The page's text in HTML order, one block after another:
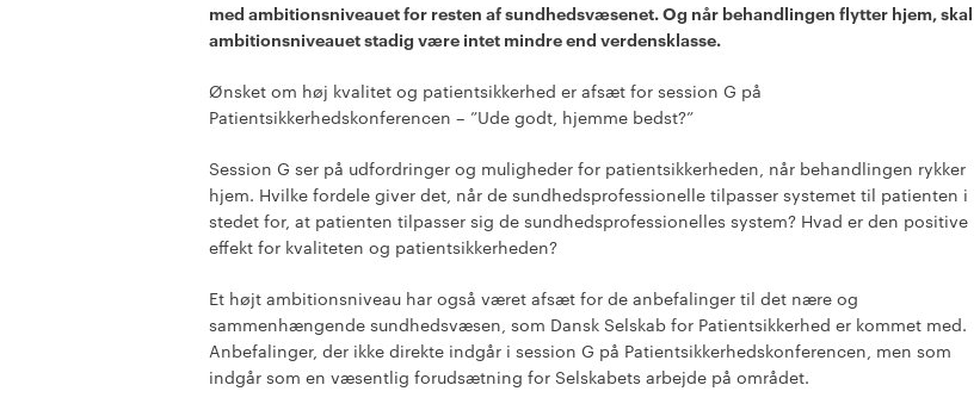
med ambitionsniveauet for resten af sundhedsvæsenet. Og når behandlingen flytter hjem, skal
ambitionsniveauet stadig være intet mindre end verdensklasse.
Ønsket om høj kvalitet og patientsikkerhed er afsæt for session G på
Patientsikkerhedskonferencen – ”Ude godt, hjemme bedst?”
Session G ser på udfordringer og muligheder for patientsikkerheden, når behandlingen rykker
hjem. Hvilke fordele giver det, når de sundhedsprofessionelle tilpasser systemet til patienten i
stedet for, at patienten tilpasser sig de sundhedsprofessionelles system? Hvad er den positive
effekt for kvaliteten og patientsikkerheden?
Et højt ambitionsniveau har også været afsæt for de anbefalinger til det nære og
sammenhængende sundhedsvæsen, som Dansk Selskab for Patientsikkerhed er kommet med.
Anbefalinger, der ikke direkte indgår i session G på Patientsikkerhedskonferencen, men som
indgår som en væsentlig forudsætning for Selskabets arbejde på området.